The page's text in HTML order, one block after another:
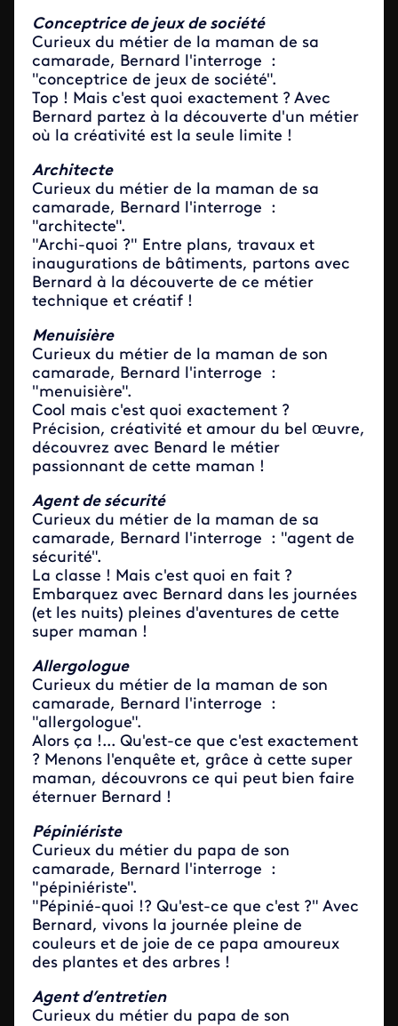
Conceptrice de jeux de société
Curieux du métier de la maman de sa
camarade, Bernard l'interroge :
"conceptrice de jeux de société".
Top ! Mais c'est quoi exactement ? Avec
Bernard partez à la découverte d'un métier
où la créativité est la seule limite !
Architecte
Curieux du métier de la maman de sa
camarade, Bernard l'interroge :
"architecte".
"Archi-quoi ?" Entre plans, travaux et
inaugurations de bâtiments, partons avec
Bernard à la découverte de ce métier
technique et créatif !
Menuisière
Curieux du métier de la maman de son
camarade, Bernard l'interroge :
"menuisière".
Cool mais c'est quoi exactement ?
Précision, créativité et amour du bel œuvre,
découvrez avec Benard le métier
passionnant de cette maman !
Agent de sécurité
Curieux du métier de la maman de sa
camarade, Bernard l'interroge : "agent de
sécurité".
La classe ! Mais c'est quoi en fait ?
Embarquez avec Bernard dans les journées
(et les nuits) pleines d'aventures de cette
super maman !
Allergologue
Curieux du métier de la maman de son
camarade, Bernard l'interroge :
"allergologue".
Alors ça !... Qu'est-ce que c'est exactement
? Menons l'enquête et, grâce à cette super
maman, découvrons ce qui peut bien faire
éternuer Bernard !
Pépiniériste
Curieux du métier du papa de son
camarade, Bernard l'interroge :
"pépiniériste".
"Pépinié-quoi !? Qu'est-ce que c'est ?" Avec
Bernard, vivons la journée pleine de
couleurs et de joie de ce papa amoureux
des plantes et des arbres !
Agent d’entretien
Curieux du métier du papa de son